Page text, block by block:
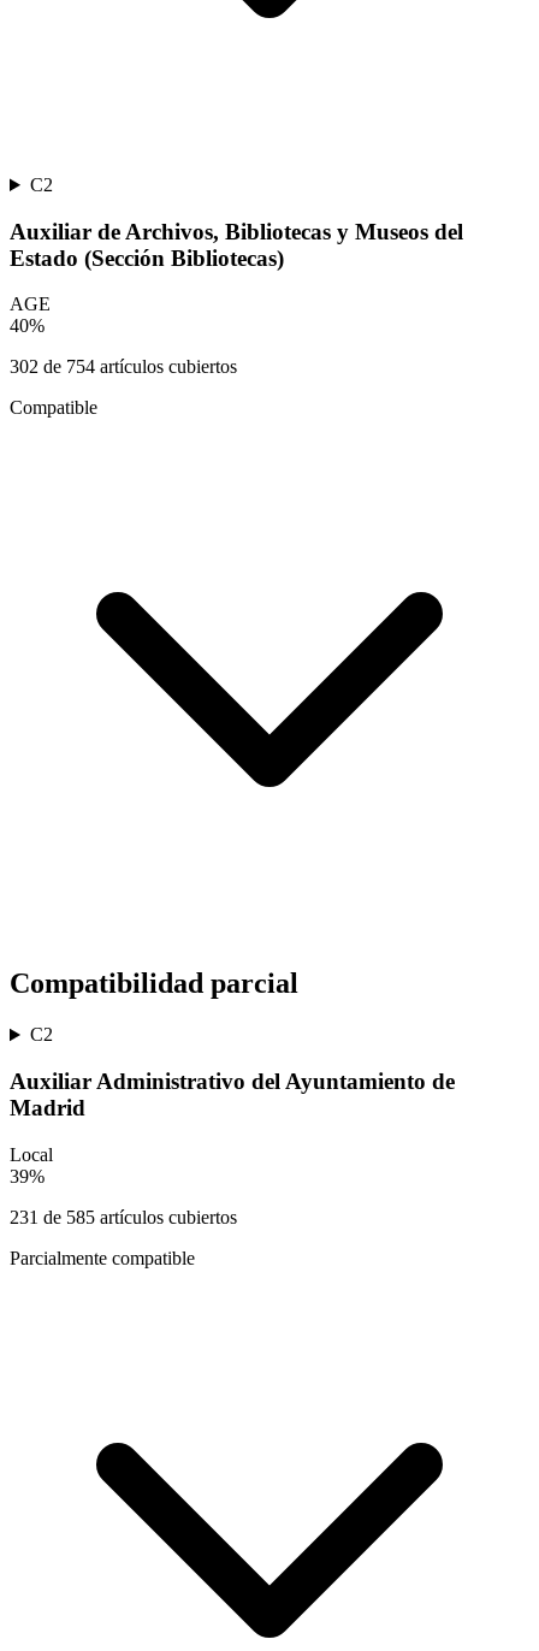
C2
Auxiliar de Archivos, Bibliotecas y Museos del
Estado (Sección Bibliotecas)
AGE
40%
302 de 754 artículos cubiertos
Compatible
Compatibilidad parcial
C2
Auxiliar Administrativo del Ayuntamiento de
Madrid
Local
39%
231 de 585 artículos cubiertos
Parcialmente compatible